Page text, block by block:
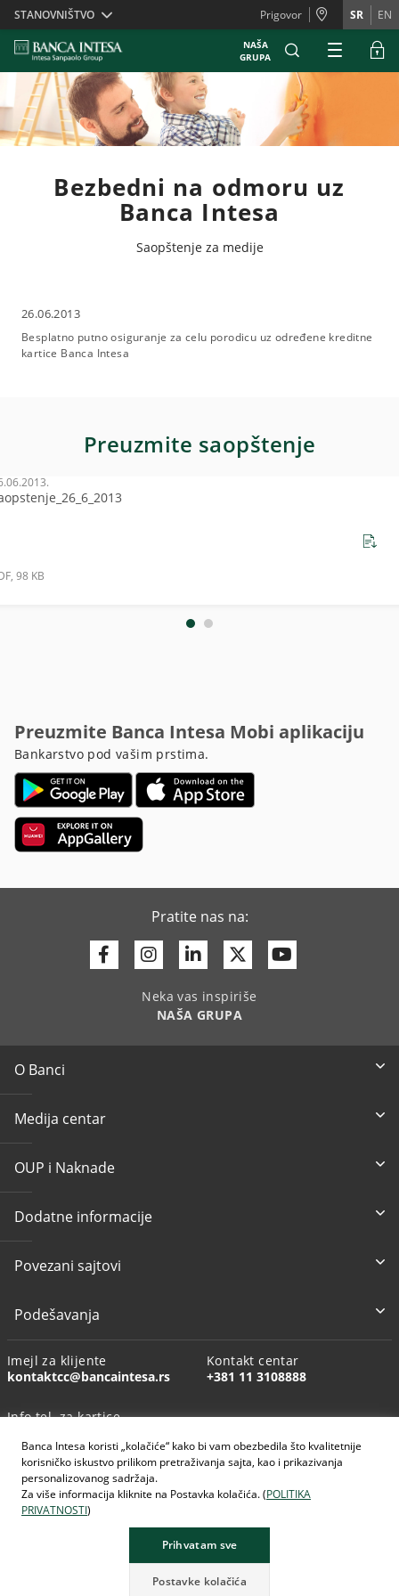
Banca Intesa koristi „kolačiće“ kako bi vam obezbedila što kvalitetnije
korisničko iskustvo prilikom pretraživanja sajta, kao i prikazivanja
personalizovanog sadržaja.
Za više informacija kliknite na Postavka kolačića. (POLITIKA
PRIVATNOSTI)
Prihvatam sve
Postavke kolačića
Skiplinks
STANOVNIŠTVO Prigovor SR EN
NAŠA
GRUPA
Bezbedni na odmoru uz
Banca Intesa
Saopštenje za medije
26.06.2013
Besplatno putno osiguranje za celu porodicu uz određene kreditne
kartice Banca Intesa
Preuzmite saopštenje
98 KB
Preuzmite Banca Intesa Mobi aplikaciju
Bankarstvo pod vašim prstima.
Pratite nas na:
FacebookInstagram
LinkedinTwitter
Neka vas inspiriše
NAŠA GRUPA
O Banci
Medija centar
OUP i Naknade
Dodatne informacije
Povezani sajtovi
Podešavanja
Imejl za klijente
kontaktcc@bancaintesa.rs
Kontakt centar
+381 11 3108888
Info tel. za kartice